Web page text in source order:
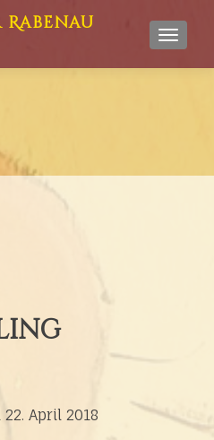
April 2018